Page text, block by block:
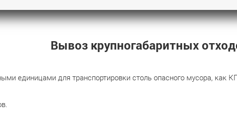
Вывоз крупногабаритных
единицами для транспортировки столь опасного мусора,